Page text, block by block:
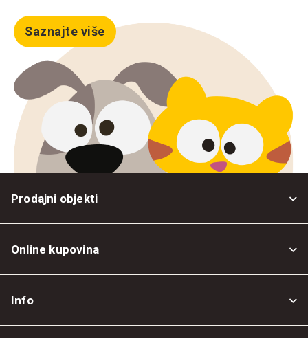
Saznajte više
Prodajni objekti
Online kupovina
Info